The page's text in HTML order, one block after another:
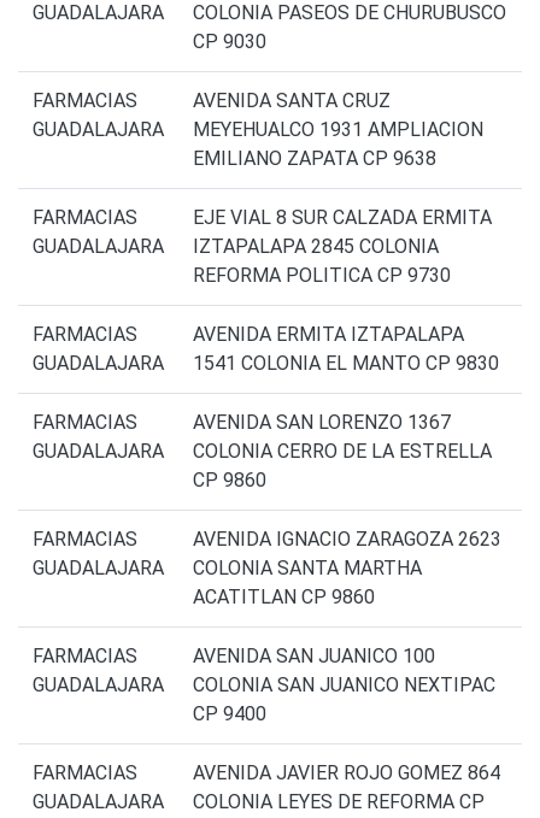
GUADALAJARA
COLONIA PASEOS DE CHURUBUSCO
CP 9030
FARMACIAS
GUADALAJARA
AVENIDA SANTA CRUZ
MEYEHUALCO 1931 AMPLIACION
EMILIANO ZAPATA CP 9638
FARMACIAS
GUADALAJARA
EJE VIAL 8 SUR CALZADA ERMITA
IZTAPALAPA 2845 COLONIA
REFORMA POLITICA CP 9730
FARMACIAS
GUADALAJARA
AVENIDA ERMITA IZTAPALAPA
1541 COLONIA EL MANTO CP 9830
FARMACIAS
GUADALAJARA
AVENIDA SAN LORENZO 1367
COLONIA CERRO DE LA ESTRELLA
CP 9860
FARMACIAS
GUADALAJARA
AVENIDA IGNACIO ZARAGOZA 2623
COLONIA SANTA MARTHA
ACATITLAN CP 9860
FARMACIAS
GUADALAJARA
AVENIDA SAN JUANICO 100
COLONIA SAN JUANICO NEXTIPAC
CP 9400
FARMACIAS
GUADALAJARA
AVENIDA JAVIER ROJO GOMEZ 864
COLONIA LEYES DE REFORMA CP